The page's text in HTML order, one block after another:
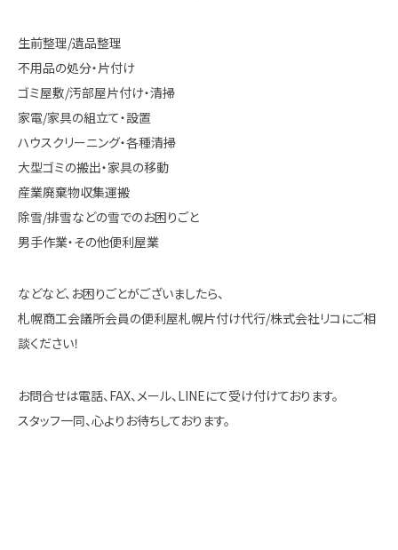
生前整理/遺品整理
不用品の処分・片付け
ゴミ屋敷/汚部屋片付け・清掃
家電/家具の組立て・設置
ハウスクリーニング・各種清掃
大型ゴミの搬出・家具の移動
産業廃棄物収集運搬
除雪/排雪などの雪でのお困りごと
男手作業・その他便利屋業
などなど、お困りごとがございましたら、
札幌商工会議所会員の便利屋札幌片付け代行/株式会社リコにご相
談ください！
お問合せは電話、FAX、メール、LINEにて受け付けております。
スタッフ一同、心よりお待ちしております。